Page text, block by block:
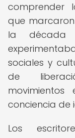
comprender
que marcaron
la década
sociales y
de
movimientos
conciencia de
Los